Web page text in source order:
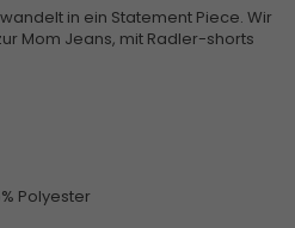
in ein Statement Piece. Wir
Mom Jeans, mit Radler-shorts
Polyester